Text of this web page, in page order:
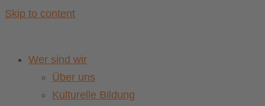
Skip to content
Wer sind wir
Über uns
Kulturelle Bildung